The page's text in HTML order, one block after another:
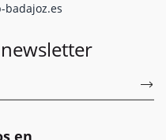
badajoz.es
en